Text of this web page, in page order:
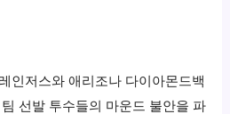
인저스와 애리조나 다이아몬드백
선발 투수들의 마운드 불안을 파